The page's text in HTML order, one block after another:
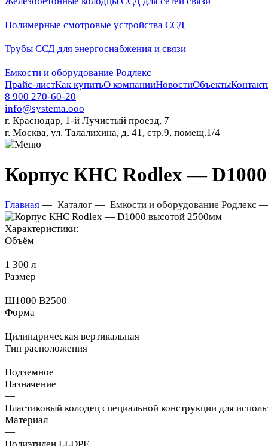
Полимерные смотровые устройства ССД
Трубы ССД для энергоснабжения и связи
Емкости и оборудование Родлекс
Прайс-листКак купитьО компанииНовостиОбъекты
8 900 270-60-20
info@systema.ooo
г. Краснодар, 1-й Лучистый проезд, 7
г. Москва, ул. Талалихина, д. 41, стр.9, помещ.1/4
Корпус КНС Rodlex —
Главная — Каталог— Емкости и оборудование Родлекс
Характеристики:
Объём
—
1 300 л
Размер
—
Ш1000 В2500
Форма
—
Цилиндрическая вертикальная
Тип расположения
—
Подземное
Назначение
—
Пластиковый колодец специальной конструкции для
Материал
—